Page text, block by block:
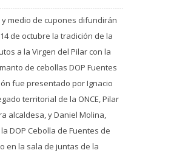
y medio de cupones difundirán
de octubre la tradición de la
a la Virgen del Pilar con la
de cebollas DOP Fuentes
fue presentado por Ignacio
territorial de la ONCE, Pilar
alcaldesa, y Daniel Molina,
DOP Cebolla de Fuentes de
en la sala de juntas de la